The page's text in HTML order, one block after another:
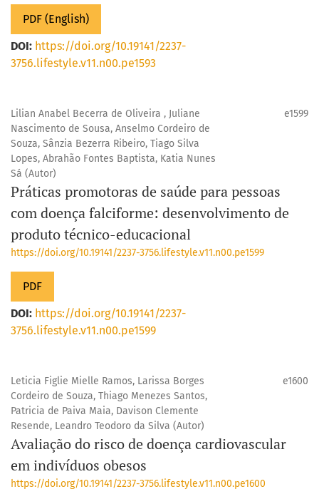
PDF (English)
DOI: https://doi.org/10.19141/2237-
3756.lifestyle.v11.n00.pe1593
Lilian Anabel Becerra de Oliveira , Juliane
Nascimento de Sousa, Anselmo Cordeiro de
Souza, Sânzia Bezerra Ribeiro, Tiago Silva
Lopes, Abrahão Fontes Baptista, Katia Nunes
Sá (Autor)
e1599
Práticas promotoras de saúde para pessoas
com doença falciforme: desenvolvimento de
produto técnico-educacional
https://doi.org/10.19141/2237-3756.lifestyle.v11.n00.pe1599
PDF
DOI: https://doi.org/10.19141/2237-
3756.lifestyle.v11.n00.pe1599
Leticia Figlie Mielle Ramos, Larissa Borges
Cordeiro de Souza, Thiago Menezes Santos,
Patricia de Paiva Maia, Davison Clemente
Resende, Leandro Teodoro da Silva (Autor)
e1600
Avaliação do risco de doença cardiovascular
em indivíduos obesos
https://doi.org/10.19141/2237-3756.lifestyle.v11.n00.pe1600